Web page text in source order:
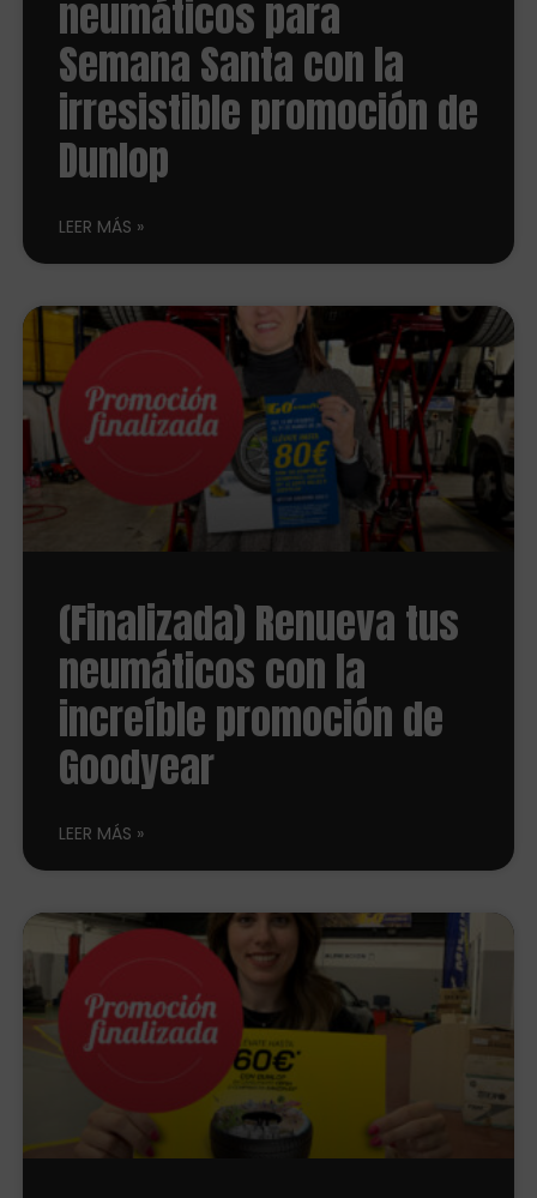
neumáticos para
Semana Santa con la
irresistible promoción de
Dunlop
LEER MÁS
(Finalizada) Renueva tus
neumáticos con la
increíble promoción de
Goodyear
LEER MÁS